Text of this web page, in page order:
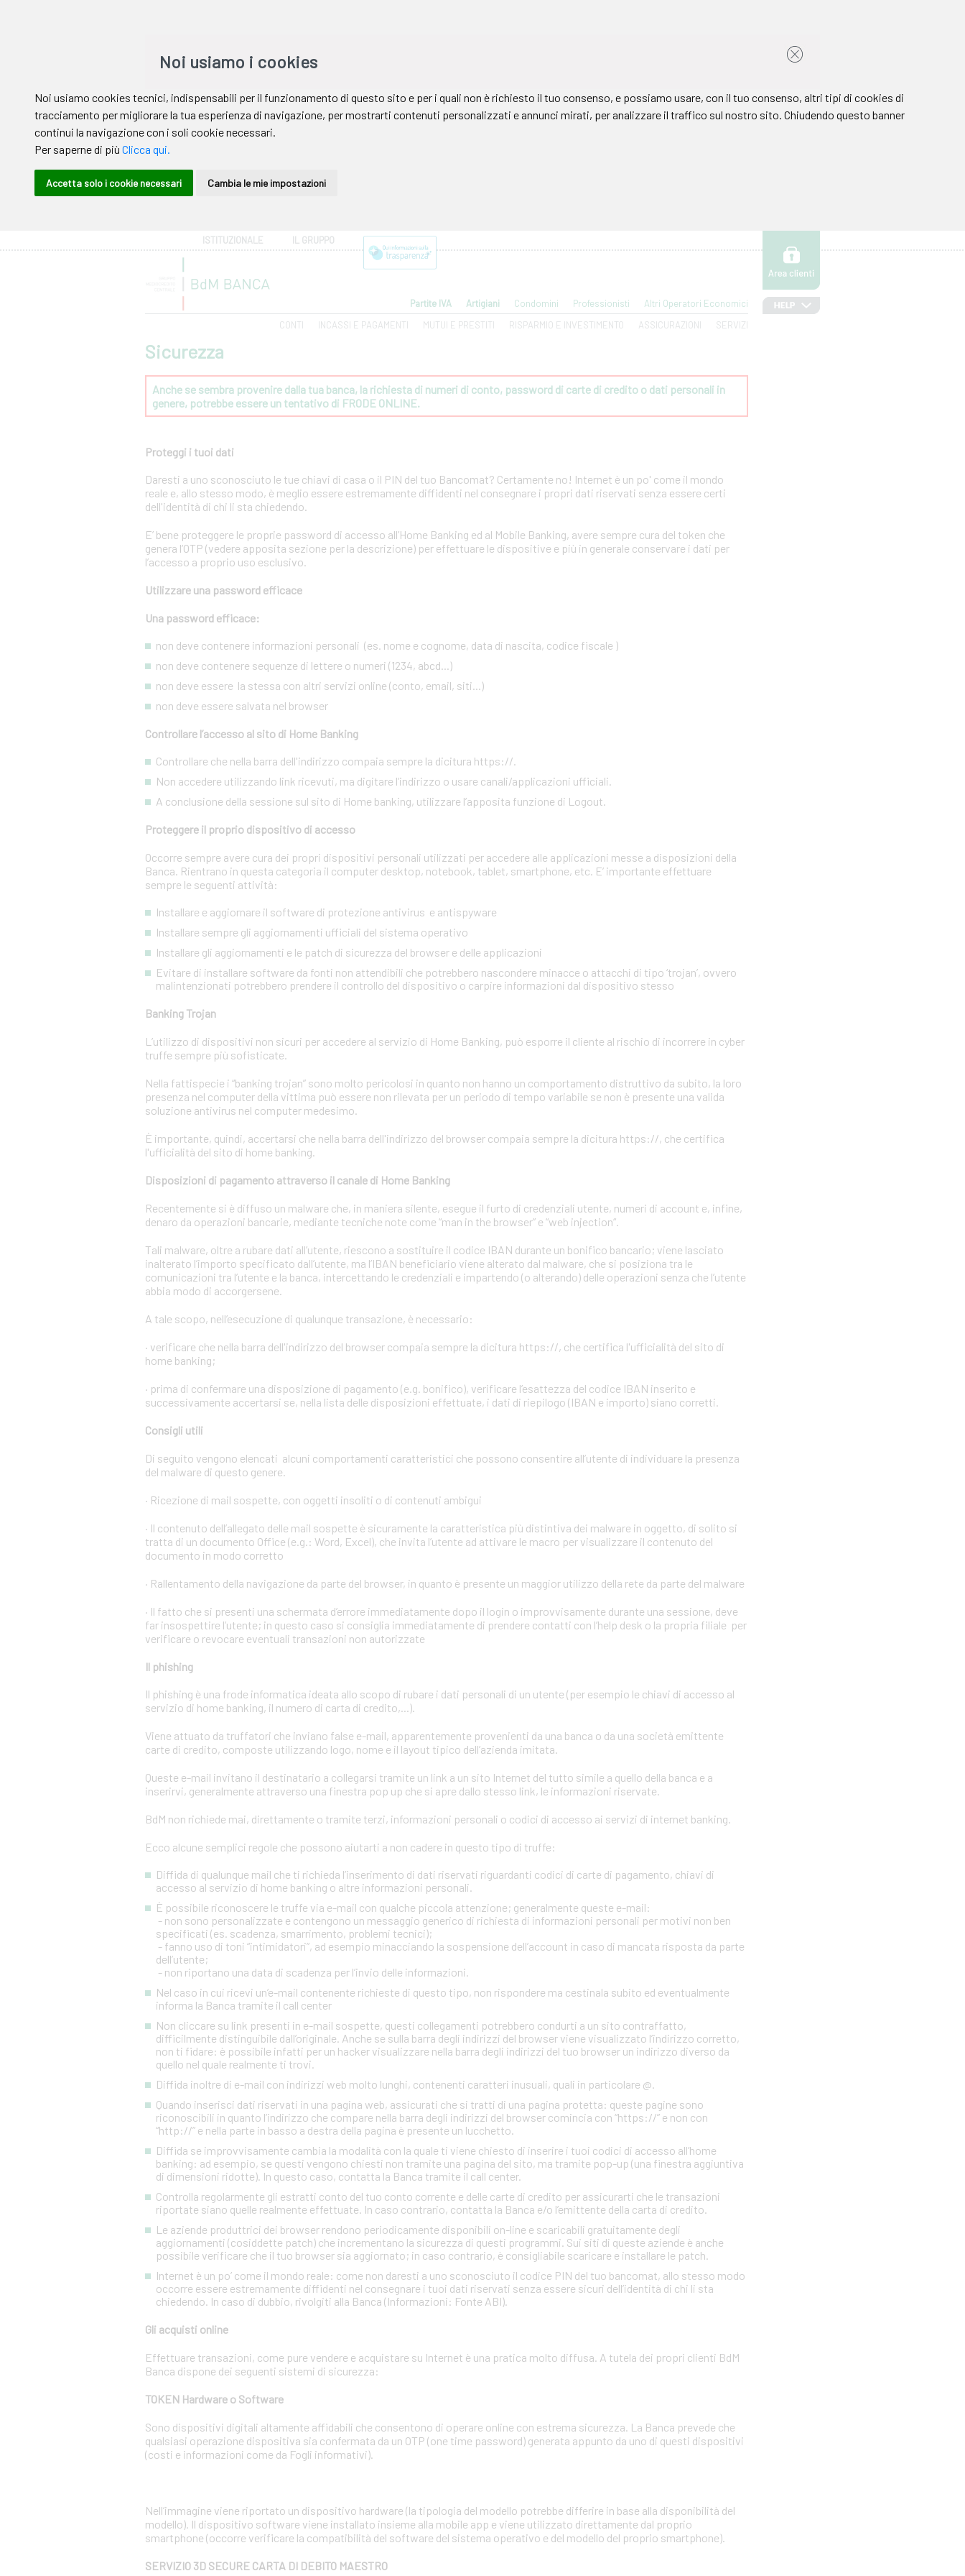
ISTITUZIONALE IL GRUPPO
Partite IVA
Artigiani
CONTI
INCASSI E PAGAMENTI MUTUI E PRESTITI RISPARMIO E INVESTIMENTO ASSICURAZIONI SERVIZI
Condomini Professionisti Altri Operatori Economici
Sicurezza
Anche se sembra provenire dalla tua banca, la richiesta di numeri di conto, password di carte di credito o dati personali in
genere, potrebbe essere un tentativo di FRODE ONLINE.
Proteggi i tuoi dati
Daresti a uno sconosciuto le tue chiavi di casa o il PIN del tuo Bancomat? Certamente no! Internet è un po' come il mondo
reale e, allo stesso modo, è meglio essere estremamente diffidenti nel consegnare i propri dati riservati senza essere certi
dell'identità di chi li sta chiedendo.
E’ bene proteggere le proprie password di accesso all’Home Banking ed al Mobile Banking, avere sempre cura del token che
genera l’OTP (vedere apposita sezione per la descrizione) per effettuare le dispositive e più in generale conservare i dati per
l’accesso a proprio uso esclusivo.
Utilizzare una password efficace
Una password efficace:
non deve contenere informazioni personali (es. nome e cognome, data di nascita, codice fiscale )
non deve contenere sequenze di lettere o numeri (1234, abcd...)
non deve essere la stessa con altri servizi online (conto, email, siti...)
non deve essere salvata nel browser
Controllare l’accesso al sito di Home Banking
Controllare che nella barra dell'indirizzo compaia sempre la dicitura https://.
Non accedere utilizzando link ricevuti, ma digitare l’indirizzo o usare canali/applicazioni ufficiali.
A conclusione della sessione sul sito di Home banking, utilizzare l’apposita funzione di Logout.
Proteggere il proprio dispositivo di accesso
Occorre sempre avere cura dei propri dispositivi personali utilizzati per accedere alle applicazioni messe a disposizioni della
Banca. Rientrano in questa categoria il computer desktop, notebook, tablet, smartphone, etc. E’ importante effettuare
sempre le seguenti attività:
Installare e aggiornare il software di protezione antivirus e antispyware
Installare sempre gli aggiornamenti ufficiali del sistema operativo
Installare gli aggiornamenti e le patch di sicurezza del browser e delle applicazioni
Evitare di installare software da fonti non attendibili che potrebbero nascondere minacce o attacchi di tipo ‘trojan’, ovvero
malintenzionati potrebbero prendere il controllo del dispositivo o carpire informazioni dal dispositivo stesso
Banking Trojan
L’utilizzo di dispositivi non sicuri per accedere al servizio di Home Banking, può esporre il cliente al rischio di incorrere in cyber
truffe sempre più sofisticate.
Nella fattispecie i “banking trojan” sono molto pericolosi in quanto non hanno un comportamento distruttivo da subito, la loro
presenza nel computer della vittima può essere non rilevata per un periodo di tempo variabile se non è presente una valida
soluzione antivirus nel computer medesimo.
È importante, quindi, accertarsi che nella barra dell'indirizzo del browser compaia sempre la dicitura https://, che certifica
l'ufficialità del sito di home banking.
Disposizioni di pagamento attraverso il canale di Home Banking
Recentemente si è diffuso un malware che, in maniera silente, esegue il furto di credenziali utente, numeri di account e, infine,
denaro da operazioni bancarie, mediante tecniche note come “man in the browser” e “web injection“.
Tali malware, oltre a rubare dati all’utente, riescono a sostituire il codice IBAN durante un bonifico bancario; viene lasciato
inalterato l’importo specificato dall’utente, ma l’IBAN beneficiario viene alterato dal malware, che si posiziona tra le
comunicazioni tra l’utente e la banca, intercettando le credenziali e impartendo (o alterando) delle operazioni senza che l’utente
abbia modo di accorgersene.
A tale scopo, nell’esecuzione di qualunque transazione, è necessario:
· verificare che nella barra dell'indirizzo del browser compaia sempre la dicitura https://, che certifica l'ufficialità del sito di
home banking;
· prima di confermare una disposizione di pagamento (e.g. bonifico), verificare l’esattezza del codice IBAN inserito e
successivamente accertarsi se, nella lista delle disposizioni effettuate, i dati di riepilogo (IBAN e importo) siano corretti.
Consigli utili
Di seguito vengono elencati alcuni comportamenti caratteristici che possono consentire all’utente di individuare la presenza
del malware di questo genere.
· Ricezione di mail sospette, con oggetti insoliti o di contenuti ambigui
· Il contenuto dell’allegato delle mail sospette è sicuramente la caratteristica più distintiva dei malware in oggetto, di solito si
tratta di un documento Office (e.g.: Word, Excel), che invita l’utente ad attivare le macro per visualizzare il contenuto del
documento in modo corretto
· Rallentamento della navigazione da parte del browser, in quanto è presente un maggior utilizzo della rete da parte del malware
· Il fatto che si presenti una schermata d’errore immediatamente dopo il login o improvvisamente durante una sessione, deve
far insospettire l’utente; in questo caso si consiglia immediatamente di prendere contatti con l’help desk o la propria filiale per
verificare o revocare eventuali transazioni non autorizzate
Il phishing
Il phishing è una frode informatica ideata allo scopo di rubare i dati personali di un utente (per esempio le chiavi di accesso al
servizio di home banking, il numero di carta di credito,...).
Viene attuato da truffatori che inviano false e-mail, apparentemente provenienti da una banca o da una società emittente
carte di credito, composte utilizzando logo, nome e il layout tipico dell’azienda imitata.
Queste e-mail invitano il destinatario a collegarsi tramite un link a un sito Internet del tutto simile a quello della banca e a
inserirvi, generalmente attraverso una finestra pop up che si apre dallo stesso link, le informazioni riservate.
BdM non richiede mai, direttamente o tramite terzi, informazioni personali o codici di accesso ai servizi di internet banking.
Ecco alcune semplici regole che possono aiutarti a non cadere in questo tipo di truffe:
Diffida di qualunque mail che ti richieda l’inserimento di dati riservati riguardanti codici di carte di pagamento, chiavi di
accesso al servizio di home banking o altre informazioni personali.
È possibile riconoscere le truffe via e-mail con qualche piccola attenzione; generalmente queste e-mail:
- non sono personalizzate e contengono un messaggio generico di richiesta di informazioni personali per motivi non ben
specificati (es. scadenza, smarrimento, problemi tecnici);
- fanno uso di toni “intimidatori”, ad esempio minacciando la sospensione dell’account in caso di mancata risposta da parte
dell’utente;
- non riportano una data di scadenza per l’invio delle informazioni.
Nel caso in cui ricevi un’e-mail contenente richieste di questo tipo, non rispondere ma cestinala subito ed eventualmente
informa la Banca tramite il call center
Non cliccare su link presenti in e-mail sospette, questi collegamenti potrebbero condurti a un sito contraffatto,
difficilmente distinguibile dall’originale. Anche se sulla barra degli indirizzi del browser viene visualizzato l’indirizzo corretto,
non ti fidare: è possibile infatti per un hacker visualizzare nella barra degli indirizzi del tuo browser un indirizzo diverso da
quello nel quale realmente ti trovi.
Diffida inoltre di e-mail con indirizzi web molto lunghi, contenenti caratteri inusuali, quali in particolare @.
Quando inserisci dati riservati in una pagina web, assicurati che si tratti di una pagina protetta: queste pagine sono
riconoscibili in quanto l’indirizzo che compare nella barra degli indirizzi del browser comincia con “https://” e non con
“http://” e nella parte in basso a destra della pagina è presente un lucchetto.
Diffida se improvvisamente cambia la modalità con la quale ti viene chiesto di inserire i tuoi codici di accesso all’home
banking: ad esempio, se questi vengono chiesti non tramite una pagina del sito, ma tramite pop-up (una finestra aggiuntiva
di dimensioni ridotte). In questo caso, contatta la Banca tramite il call center.
Controlla regolarmente gli estratti conto del tuo conto corrente e delle carte di credito per assicurarti che le transazioni
riportate siano quelle realmente effettuate. In caso contrario, contatta la Banca e/o l’emittente della carta di credito.
Le aziende produttrici dei browser rendono periodicamente disponibili on-line e scaricabili gratuitamente degli
aggiornamenti (cosiddette patch) che incrementano la sicurezza di questi programmi. Sui siti di queste aziende è anche
possibile verificare che il tuo browser sia aggiornato; in caso contrario, è consigliabile scaricare e installare le patch.
Internet è un po’ come il mondo reale: come non daresti a uno sconosciuto il codice PIN del tuo bancomat, allo stesso modo
occorre essere estremamente diffidenti nel consegnare i tuoi dati riservati senza essere sicuri dell’identità di chi li sta
chiedendo. In caso di dubbio, rivolgiti alla Banca (Informazioni: Fonte ABI).
Gli acquisti online
Effettuare transazioni, come pure vendere e acquistare su Internet è una pratica molto diffusa. A tutela dei propri clienti BdM
Banca dispone dei seguenti sistemi di sicurezza:
TOKEN Hardware o Software
Sono dispositivi digitali altamente affidabili che consentono di operare online con estrema sicurezza. La Banca prevede che
qualsiasi operazione dispositiva sia confermata da un OTP (one time password) generata appunto da uno di questi dispositivi
(costi e informazioni come da Fogli informativi).
Nell’immagine viene riportato un dispositivo hardware (la tipologia del modello potrebbe differire in base alla disponibilità del
modello). Il dispositivo software viene installato insieme alla mobile app e viene utilizzato direttamente dal proprio
smartphone (occorre verificare la compatibilità del software del sistema operativo e del modello del proprio smartphone).
SERVIZIO 3D SECURE CARTA DI DEBITO MAESTRO